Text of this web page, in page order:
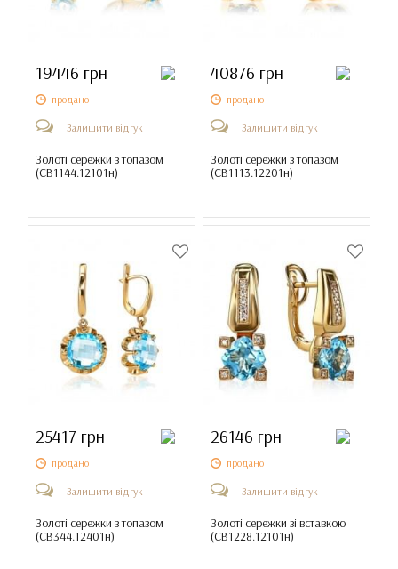
19446 грн
продано
Залишити відгук
Золоті сережки з топазом
(СВ1144.12101н)
40876 грн
продано
Залишити відгук
Золоті сережки з топазом
(СВ1113.12201н)
25417 грн
продано
Залишити відгук
Золоті сережки з топазом
(СВ344.12401н)
26146 грн
продано
Залишити відгук
Золоті сережки зі вставкою
(СВ1228.12101н)